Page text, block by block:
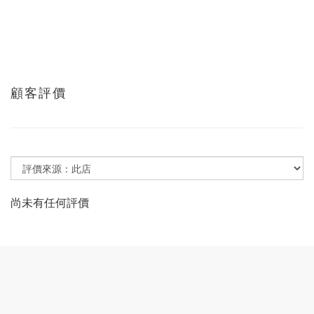
顧客評價
尚未有任何評價